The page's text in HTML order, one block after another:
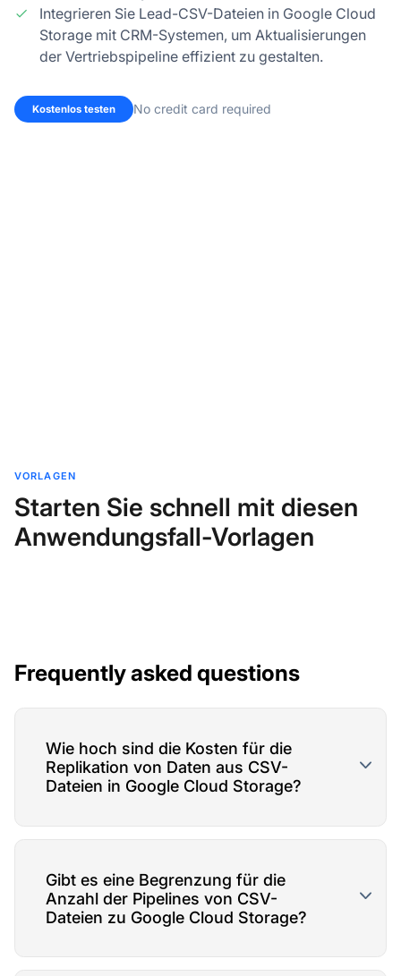
Integrieren Sie Lead-CSV-Dateien in Google Cloud
Storage mit CRM-Systemen, um Aktualisierungen
der Vertriebspipeline effizient zu gestalten.
Kostenlos testen No credit card required
VORLAGEN
Starten Sie schnell mit diesen
Anwendungsfall-Vorlagen
Frequently asked questions
Wie hoch sind die Kosten für die
Replikation von Daten aus CSV-
Dateien in Google Cloud Storage?
Gibt es eine Begrenzung für die
Anzahl der Pipelines von CSV-
Dateien zu Google Cloud Storage?